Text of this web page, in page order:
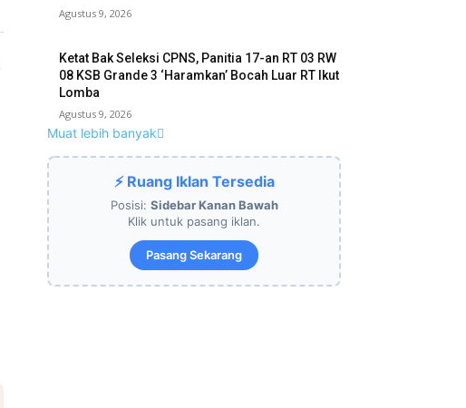
Agustus 9, 2026
Ketat Bak Seleksi CPNS, Panitia 17-an RT 03 RW
08 KSB Grande 3 ‘Haramkan’ Bocah Luar RT Ikut
Lomba
Agustus 9, 2026
Muat lebih banyak
⚡ Ruang Iklan Tersedia
Posisi: Sidebar Kanan Bawah
Klik untuk pasang iklan.
Pasang Sekarang